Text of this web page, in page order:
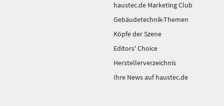
haustec.de Marketing Club
Gebäudetechnik-Themen
Köpfe der Szene
Editors' Choice
Herstellerverzeichnis
Ihre News auf haustec.de